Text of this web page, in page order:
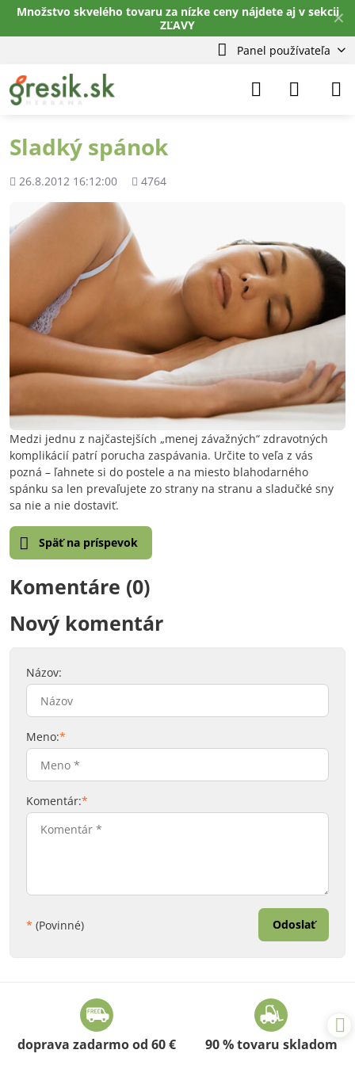
✕
Množstvo skvelého tovaru za nízke ceny nájdete aj v sekcii
ZĽAVY
Panel používateľa
Sladký spánok
Pridané
26.8.2012 16:12:00
Počet
4764
Medzi jednu z najčastejších „menej závažných“ zdravotných
komplikácií patrí porucha zaspávania. Určite to veľa z vás
pozná – ľahnete si do postele a na miesto blahodarného
spánku sa len prevaľujete zo strany na stranu a sladučké sny
sa nie a nie dostaviť.
Späť na príspevok
Komentáre (0)
Nový komentár
Názov:
Meno:*
Komentár:*
* (Povinné) Odoslať
doprava zadarmo od 60 € 90 % tovaru skladom